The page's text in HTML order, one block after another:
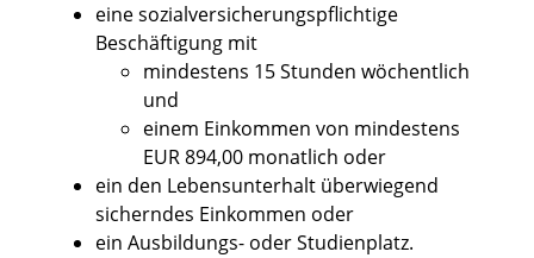
eine sozialversicherungspflichtige
Beschäftigung mit
mindestens 15 Stunden wöchentlich
und
einem Einkommen von mindestens
EUR 894,00 monatlich oder
ein den Lebensunterhalt überwiegend
sicherndes Einkommen oder
ein Ausbildungs- oder Studienplatz.